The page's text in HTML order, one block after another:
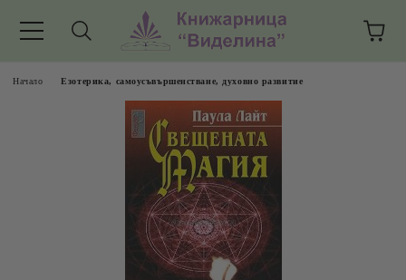
Начало Езотерика, самоусъвършенстване, духовно развитие